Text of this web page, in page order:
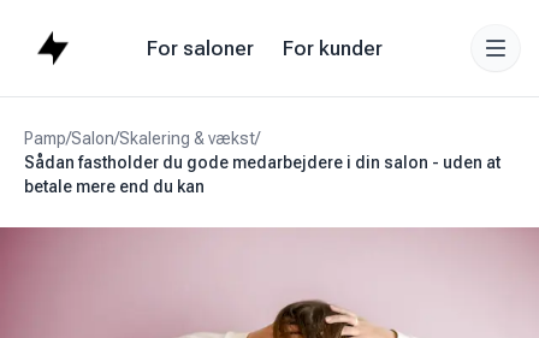
For saloner For kunder
Pamp/Salon/Skalering & vækst/
Sådan fastholder du gode medarbejdere i din salon - uden at
betale mere end du kan